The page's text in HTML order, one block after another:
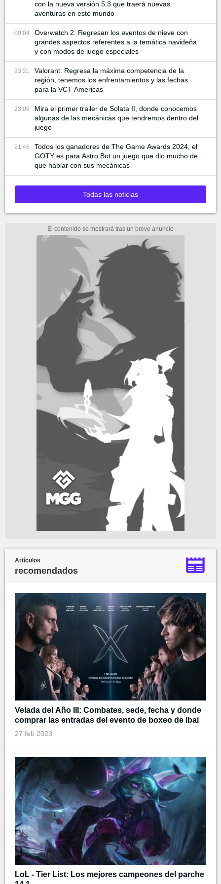
con la nueva versión 5.3 que traerá nuevas
aventuras en este mundo
00:04
Overwatch 2: Regresan los eventos de nieve con
grandes aspectos referentes a la temática navideña
y con modos de juego especiales
23:21
Valorant: Regresa la máxima competencia de la
región, tenemos los enfrentamientos y las fechas
para la VCT Americas
23:09
Mira el primer trailer de Solata II, donde conocemos
algunas de las mecánicas que tendremos dentro del
juego
21:46
Todos los ganadores de The Game Awards 2024, el
GOTY es para Astro Bot un juego que dio mucho de
que hablar con sus mecánicas
Todas las noticias
Artículos
recomendados
Velada del Año III: Combates, sede, fecha y donde
comprar las entradas del evento de boxeo de Ibai
27 feb 2023
LoL - Tier List: Los mejores campeones del parche